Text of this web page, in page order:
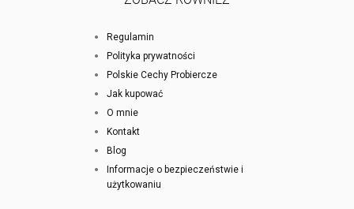
Regulamin
Polityka prywatności
Polskie Cechy Probiercze
Jak kupować
O mnie
Kontakt
Blog
Informacje o bezpieczeństwie i
użytkowaniu